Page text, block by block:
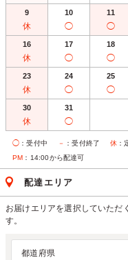
9
休
10
◯
11
◯
16
休
17
◯
18
◯
23
休
24
◯
25
◯
30
休
31
◯
◯ ：受付中 － ：受付終了 休 ：
PM ：14:00から配達可
配達エリア
お届けエリアを選択していただ
す。